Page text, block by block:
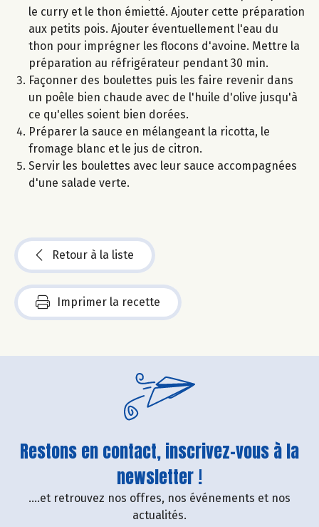
le curry et le thon émietté. Ajouter cette préparation
aux petits pois. Ajouter éventuellement l'eau du
thon pour imprégner les flocons d'avoine. Mettre la
préparation au réfrigérateur pendant 30 min.
Façonner des boulettes puis les faire revenir dans
un poêle bien chaude avec de l'huile d'olive jusqu'à
ce qu'elles soient bien dorées.
Préparer la sauce en mélangeant la ricotta, le
fromage blanc et le jus de citron.
Servir les boulettes avec leur sauce accompagnées
d'une salade verte.
Retour à la liste
Imprimer la recette
Restons en contact, inscrivez-vous à la
newsletter !
....et retrouvez nos offres, nos événements et nos
actualités.